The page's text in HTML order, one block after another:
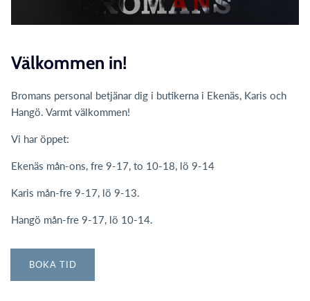
Välkommen in!
Bromans personal betjänar dig i butikerna i Ekenäs, Karis och
Hangö. Varmt välkommen!
Vi har öppet:
Ekenäs mån-ons, fre 9-17, to 10-18, lö 9-14
Karis mån-fre 9-17, lö 9-13.
Hangö mån-fre 9-17, lö 10-14.
BOKA TID